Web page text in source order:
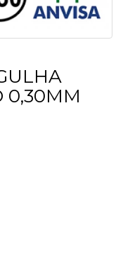
0,30MM